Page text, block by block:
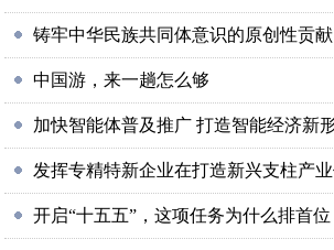
铸牢中华民族共同体意识的原创性贡献
中国游，来一趟怎么够
加快智能体普及推广 打造智能经济新
发挥专精特新企业在打造新兴支柱产业
开启“十五五”，这项任务为什么排首位